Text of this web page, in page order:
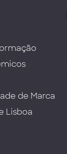
de Marca
Lisboa